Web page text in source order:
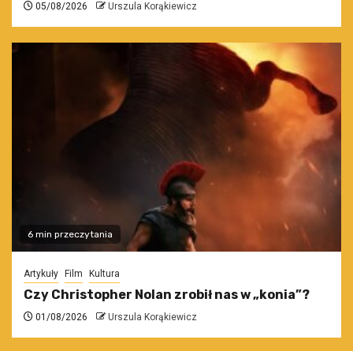
05/08/2026 Urszula Korąkiewicz
6 min przeczytania
Artykuły Film Kultura
Czy Christopher Nolan zrobił nas w „konia”?
01/08/2026 Urszula Korąkiewicz